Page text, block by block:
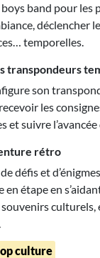
band pour les
déclencher
temporelles.
transpondeurs
son
les
et suivre l’avancée
rétro
défis et
en étape en
culturels,
culture